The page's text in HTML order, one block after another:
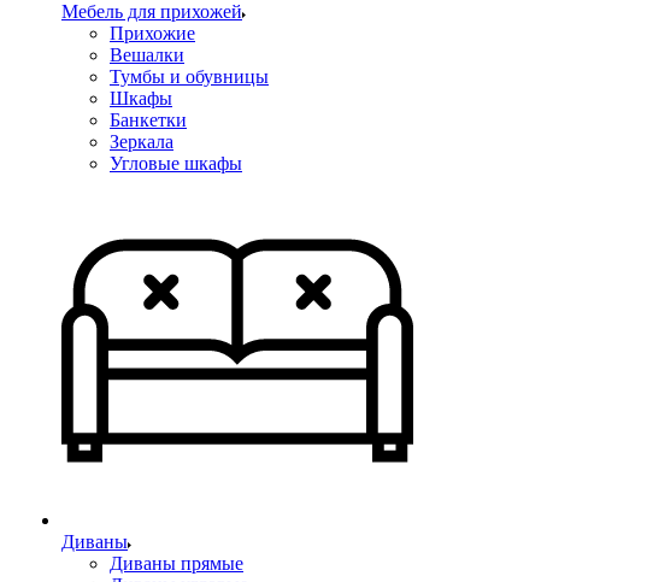
Мебель для прихожей
Прихожие
Вешалки
Тумбы и обувницы
Шкафы
Банкетки
Зеркала
Угловые шкафы
Диваны
Диваны прямые